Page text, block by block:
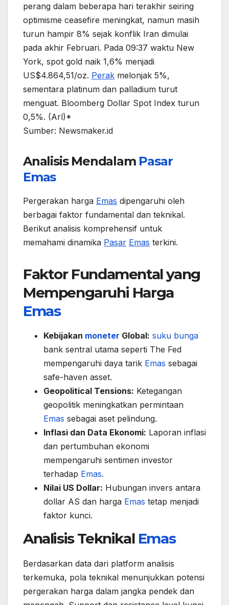
perang dalam beberapa hari terakhir seiring
optimisme ceasefire meningkat, namun masih
turun hampir 8% sejak konflik Iran dimulai
pada akhir Februari. Pada 09:37 waktu New
York, spot gold naik 1,6% menjadi
US$4.864,51/oz. Perak melonjak 5%,
sementara platinum dan palladium turut
menguat. Bloomberg Dollar Spot Index turun
0,5%. (Arl)*
Sumber: Newsmaker.id
Analisis Mendalam Pasar
Emas
Pergerakan harga Emas dipengaruhi oleh
berbagai faktor fundamental dan teknikal.
Berikut analisis komprehensif untuk
memahami dinamika Pasar Emas terkini.
Faktor Fundamental yang
Mempengaruhi Harga
Emas
Kebijakan moneter Global: suku bunga
bank sentral utama seperti The Fed
mempengaruhi daya tarik Emas sebagai
safe-haven asset.
Geopolitical Tensions: Ketegangan
geopolitik meningkatkan permintaan
Emas sebagai aset pelindung.
Inflasi dan Data Ekonomi: Laporan inflasi
dan pertumbuhan ekonomi
mempengaruhi sentimen investor
terhadap Emas.
Nilai US Dollar: Hubungan invers antara
dollar AS dan harga Emas tetap menjadi
faktor kunci.
Analisis Teknikal Emas
Berdasarkan data dari platform analisis
terkemuka, pola teknikal menunjukkan potensi
pergerakan harga dalam jangka pendek dan